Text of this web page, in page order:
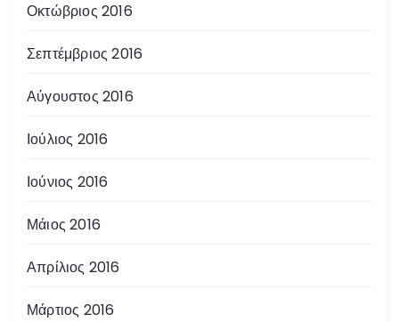
Οκτώβριος 2016
Σεπτέμβριος 2016
Αύγουστος 2016
Ιούλιος 2016
Ιούνιος 2016
Μάιος 2016
Απρίλιος 2016
Μάρτιος 2016